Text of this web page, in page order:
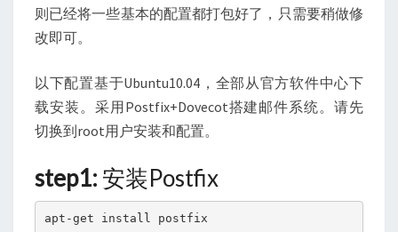
则已经将一些基本的配置都打包好了，只需要稍做修
改即可。
以下配置基于Ubuntu10.04，全部从官方软件中心下
载安装。采用Postfix+Dovecot搭建邮件系统。请先
切换到root用户安装和配置。
step1: 安装Postfix
apt-get install postfix